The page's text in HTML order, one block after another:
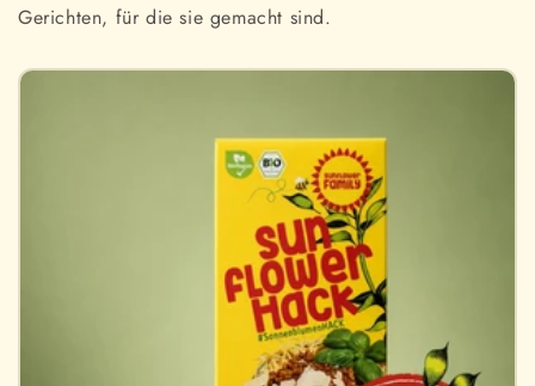
Gerichten, für die sie gemacht sind.